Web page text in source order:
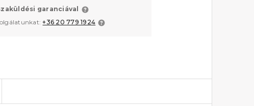
garanciával
+36 20 779 1924